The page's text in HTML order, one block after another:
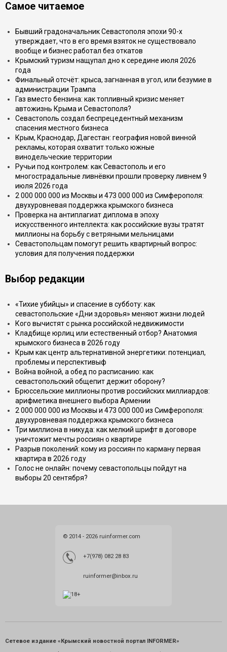
Самое читаемое
Бывший градоначальник Севастополя эпохи 90-х
утверждает, что в его время взяток не существовало
вообще и бизнес работал без откатов
Крымский туризм нащупал дно к середине июля 2026
года
Финальный отсчёт: крыса, загнанная в угол, или безумие в
администрации Трампа
Газ вместо бензина: как топливный кризис меняет
автожизнь Крыма и Севастополя?
Севастополь создал беспрецедентный механизм
спасения местного бизнеса
Крым, Краснодар, Дагестан: география новой винной
рекламы, которая охватит только южные
винодельческие территории
Ручьи под контролем: как Севастополь и его
многострадальные ливнёвки прошли проверку ливнем 9
июля 2026 года
2 000 000 000 из Москвы и 473 000 000 из Симферополя:
двухуровневая поддержка крымского бизнеса
Проверка на антиплагиат диплома в эпоху
искусственного интеллекта: как российские вузы тратят
миллионы на борьбу с ветряными мельницами
Севастопольцам помогут решить квартирный вопрос:
условия для получения поддержки
Выбор редакции
«Тихие убийцы» и спасение в субботу: как
севастопольские «Дни здоровья» меняют жизни людей
Кого вычистят с рынка российской недвижимости
Кладбище юрлиц или естественный отбор? Анатомия
крымского бизнеса в 2026 году
Крым как центр альтернативной энергетики: потенциал,
проблемы и перспективыф
Война войной, а обед по расписанию: как
севастопольский общепит держит оборону?
Брюссельские миллионы против российских миллиардов:
арифметика внешнего выбора Армении
2 000 000 000 из Москвы и 473 000 000 из Симферополя:
двухуровневая поддержка крымского бизнеса
Три миллиона в никуда: как мелкий шрифт в договоре
уничтожит мечты россиян о квартире
Разрыв поколений: кому из россиян по карману первая
квартира в 2026 году
Голос не онлайн: почему севастопольцы пойдут на
выборы 20 сентября?
© 2014 - 2026 ruinformer.com
+7(978) 082 28 83
ruinformer@inbox.ru
Сетевое издание «Крымский новостной портал INFORMER»